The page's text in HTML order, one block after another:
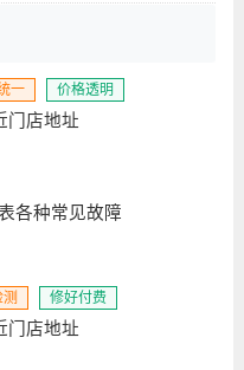
一 价格透明
门店地址
各种常见故障
修好付费
门店地址